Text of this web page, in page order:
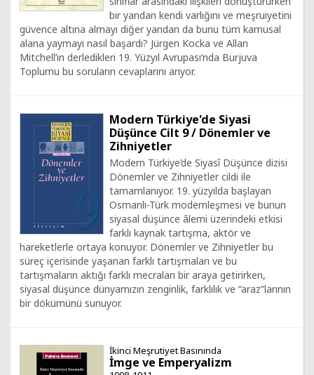
bir yandan kendi varlığını ve meşruiyetini
güvence altına almayı diğer yandan da bunu tüm kamusal
alana yaymayı nasıl başardı? Jürgen Kocka ve Allan
Mitchell’in derledikleri 19. Yüzyıl Avrupası’nda Burjuva
Toplumu bu soruların cevaplarını arıyor.
Modern Türkiye'de Siyasi
Düşünce Cilt 9 / Dönemler ve
Zihniyetler
Modern Türkiye’de Siyasî Düşünce dizisi
Dönemler ve Zihniyetler cildi ile
tamamlanıyor. 19. yüzyılda başlayan
Osmanlı-Türk modernleşmesi ve bunun
siyasal düşünce âlemi üzerindeki etkisi
farklı kaynak tartışma, aktör ve
hareketlerle ortaya konuyor. Dönemler ve Zihniyetler bu
süreç içerisinde yaşanan farklı tartışmaları ve bu
tartışmaların aktığı farklı mecraları bir araya getirirken,
siyasal düşünce dünyamızın zenginlik, farklılık ve “araz”larının
bir dökümünü sunuyor.
İkinci Meşrutiyet Basınında
İmge ve Emperyalizm